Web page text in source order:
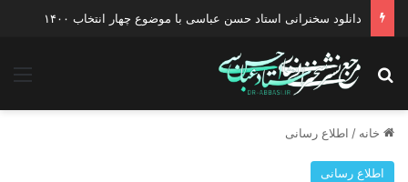
دانلود سخنرانی استاد حسن عباسی با موضوع چهار انتخاب ۱۴۰۰
جستجو برای
خانه / اطلاع رسانی
اطلاع رسانی